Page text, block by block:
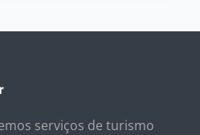
serviços de turismo